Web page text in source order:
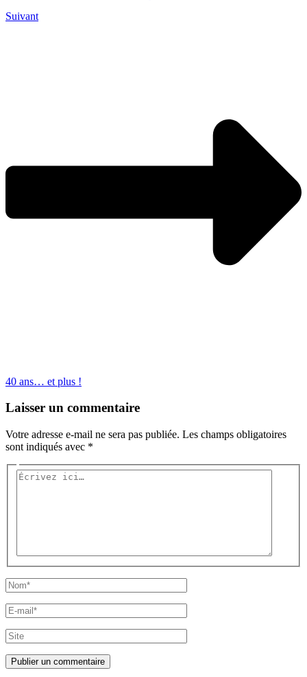
Suivant
40 ans… et plus !
Laisser un commentaire
Votre adresse e-mail ne sera pas publiée. Les champs obligatoires
sont indiqués avec *
Écrivez
Nom*
E-
mail*
Site